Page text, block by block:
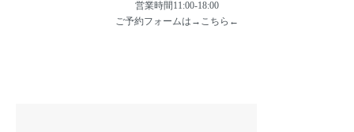
営業時間11:00-18:00
ご予約フォームは→ こちら ←